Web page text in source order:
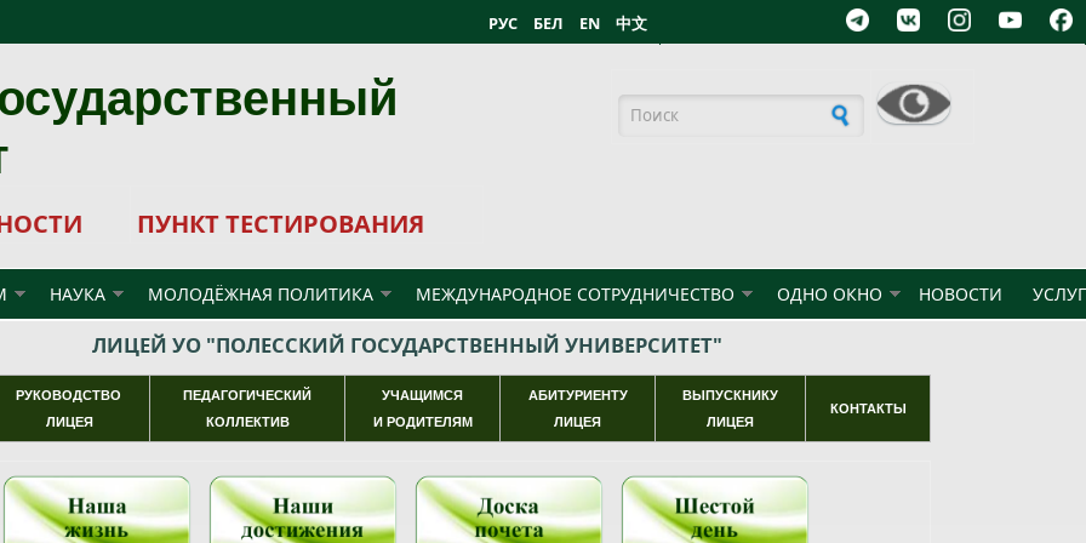
РУС БЕЛ EN 中文
ПУНКТ ТЕСТИРОВАНИЯ
НАУКА МОЛОДЁЖНАЯ ПОЛИТИКА МЕЖДУНАРОДНОЕ СОТРУДНИЧЕСТВО ОДНО ОКНО НОВОСТИ
ЛИЦЕЙ УО "ПОЛЕССКИЙ ГОСУДАРСТВЕННЫЙ УНИВЕРСИТЕТ"
РУКОВОДСТВО
ЛИЦЕЯ
ПЕДАГОГИЧЕСКИЙ
КОЛЛЕКТИВ
УЧАЩИМСЯ
И РОДИТЕЛЯМ
АБИТУРИЕНТУ
ЛИЦЕЯ
ВЫПУСКНИКУ
ЛИЦЕЯ
КОНТАКТЫ